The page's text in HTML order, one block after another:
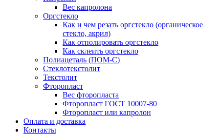
Вес капролона
Оргстекло
Как и чем резать оргстекло (органическое
стекло, акрил)
Как отполировать оргстекло
Как склеить оргстекло
Полиацеталь (ПОМ-С)
Стеклотекстолит
Текстолит
Фторопласт
Вес фторопласта
Фторопласт ГОСТ 10007-80
Фторопласт или капролон
Оплата и доставка
Контакты